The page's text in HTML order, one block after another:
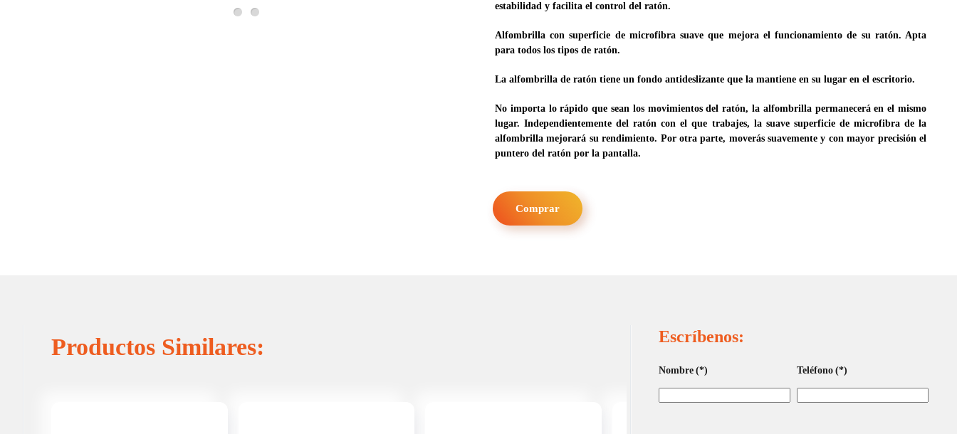
estabilidad y facilita el control del ratón.
Alfombrilla con superficie de microfibra suave que mejora el funcionamiento de su ratón. Apta
para todos los tipos de ratón.
La alfombrilla de ratón tiene un fondo antideslizante que la mantiene en su lugar en el escritorio.
No importa lo rápido que sean los movimientos del ratón, la alfombrilla permanecerá en el mismo
lugar. Independientemente del ratón con el que trabajes, la suave superficie de microfibra de la
alfombrilla mejorará su rendimiento. Por otra parte, moverás suavemente y con mayor precisión el
puntero del ratón por la pantalla.
Comprar
Productos Similares: Escríbenos:
Nombre (*) Teléfono (*)